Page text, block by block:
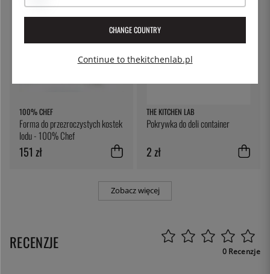
100% CHEF
Forma do przezroczystych kostek
lodu - 100% Chef
151 zł
THE KITCHEN LAB
Pokrywka do deli container
2 zł
Zobacz więcej
RECENZJE 0 Recenzje
CHANGE COUNTRY
Continue to thekitchenlab.pl